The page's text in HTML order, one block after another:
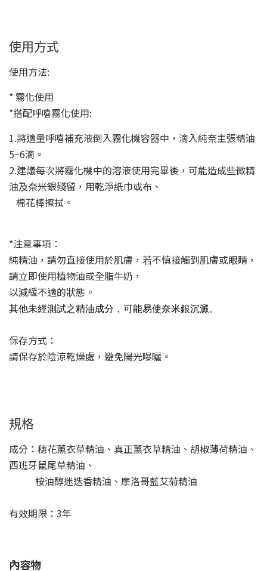
使用方式
使用方法:
* 霧化使用
*搭配呼嘻霧化使用:
1.將適量呼嘻補充液倒入霧化機容器中，滴入純奈主張精油
5~6滴。
2.建議每次將霧化機中的溶液使用完畢後，可能造成些微精
油及奈米銀殘留，用乾淨紙巾或布、
棉花棒擦拭。
*注意事項：
純精油，請勿直接使用於肌膚，若不慎接觸到肌膚或眼睛，
請立即使用植物油或全脂牛奶，
以減緩不適的狀態。
其他未經測試之精油成分，可能易使奈米銀沉澱。
保存方式：
請保存於陰涼乾燥處，避免陽光曝曬。
規格
成分：穗花薰衣草精油、真正薰衣草精油、胡椒薄荷精油、
西班牙鼠尾草精油、
桉油醇迷迭香精油、摩洛哥藍艾菊精油
有效期限：3年
內容物